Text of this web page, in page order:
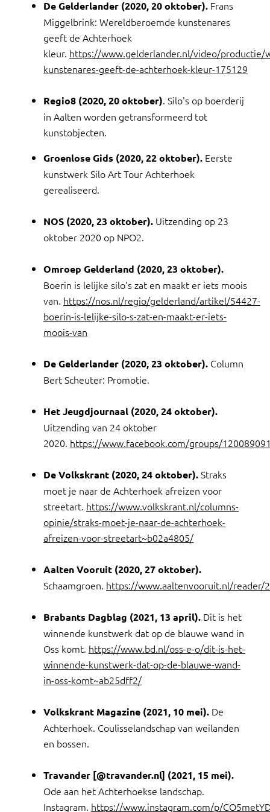
De Gelderlander (2020, 20 oktober). Frans
Miggelbrink: Wereldberoemde kunstenares
geeft de Achterhoek
kleur. https://www.gelderlander.nl/video/productie/
kunstenares-geeft-de-achterhoek-kleur-175129
Regio8 (2020, 20 oktober). Silo's op boerderij
in Aalten worden getransformeerd tot
kunstobjecten.
Groenlose Gids (2020, 22 oktober). Eerste
kunstwerk Silo Art Tour Achterhoek
gerealiseerd.
NOS (2020, 23 oktober). Uitzending op 23
oktober 2020 op NPO2.
Omroep Gelderland (2020, 23 oktober).
Boerin is lelijke silo's zat en maakt er iets moois
van. https://nos.nl/regio/gelderland/artikel/54427-
boerin-is-lelijke-silo-s-zat-en-maakt-er-iets-
moois-van
De Gelderlander (2020, 23 oktober). Column
Bert Scheuter: Promotie.
Het Jeugdjournaal (2020, 24 oktober).
Uitzending van 24 oktober
2020. https://www.facebook.com/groups/
De Volkskrant (2020, 24 oktober).Straks
moet je naar de Achterhoek afreizen voor
streetart. https://www.volkskrant.nl/columns-
opinie/straks-moet-je-naar-de-achterhoek-
afreizen-voor-streetart~b02a4805/
Aalten Vooruit (2020, 27 oktober).
Schaamgroen. https://www.aaltenvooruit.nl/reader/
Brabants Dagblag (2021, 13 april). Dit is het
winnende kunstwerk dat op de blauwe wand in
Oss komt. https://www.bd.nl/oss-e-o/dit-is-het-
winnende-kunstwerk-dat-op-de-blauwe-wand-
in-oss-komt~ab25dff2/
Volkskrant Magazine (2021, 10 mei). De
Achterhoek. Coulisselandschap van weilanden
en bossen.
Travander [@travander.nl] (2021, 15 mei).
Ode aan het Achterhoekse landschap.
Instagram. https://www.instagram.com/p/